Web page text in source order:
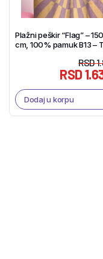
Plažni peškir “Flag” –
cm, 100% pamuk B13 –
RSD
RSD
Dodaj u korpu